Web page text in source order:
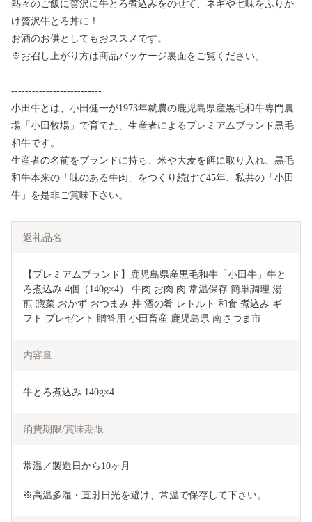
熱々のご飯に贅沢に牛とろ煮込みをのせて、ネギや七味をふりか
け贅沢牛とろ丼に！
お酒のお供としてもおススメです。
※お召し上がり方は商品パッケージ裏面をご覧ください。
--------------------------
小田牛とは、小田健一が1973年就農の鹿児島県産黒毛和牛専門農
場「小田牧場」で育てた、生産者によるプレミアムブランド黒毛
和牛です。
生産者の名前をブランドに持ち、米や大麦を餌に取り入れ、黒毛
和牛本来の「味のある牛肉」をつくり続けて45年、私共の「小田
牛」を是非ご賞味下さい。
返礼品名
【プレミアムブランド】鹿児島県産黒毛和牛「小田牛」牛と
ろ煮込み 4個（140g×4） 牛肉 お肉 肉 常温保存 簡単調理 湯
煎 惣菜 おかず おつまみ 丼 酒の肴 レトルト 和食 煮込み ギ
フト プレゼント 贈答用 小田畜産 鹿児島県 南さつま市
内容量
牛とろ煮込み 140g×4
消費期限/賞味期限
常温／製造日から10ヶ月
※高温多湿・直射日光を避け、常温で保存して下さい。